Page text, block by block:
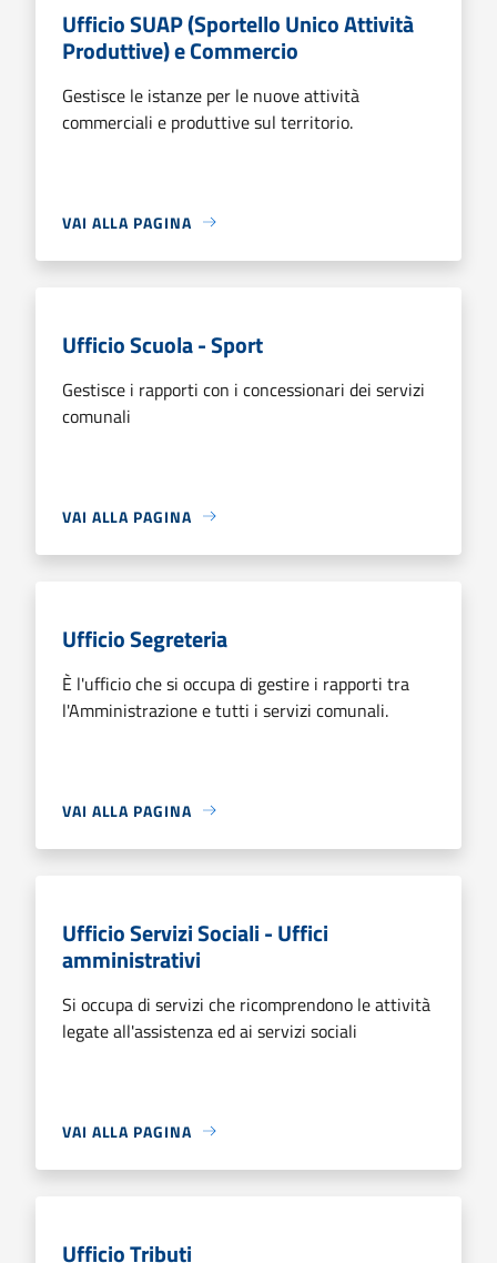
Ufficio SUAP (Sportello Unico Attività
Produttive) e Commercio
Gestisce le istanze per le nuove attività
commerciali e produttive sul territorio.
VAI ALLA PAGINA
Ufficio Scuola - Sport
Gestisce i rapporti con i concessionari dei servizi
comunali
VAI ALLA PAGINA
Ufficio Segreteria
È l'ufficio che si occupa di gestire i rapporti tra
l'Amministrazione e tutti i servizi comunali.
VAI ALLA PAGINA
Ufficio Servizi Sociali - Uffici
amministrativi
Si occupa di servizi che ricomprendono le attività
legate all'assistenza ed ai servizi sociali
VAI ALLA PAGINA
Ufficio Tributi